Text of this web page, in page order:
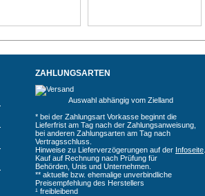
ZAHLUNGSARTEN
Auswahl abhängig vom Zielland
* bei der Zahlungsart Vorkasse beginnt die
Lieferfrist am Tag nach der Zahlungsanweisung,
bei anderen Zahlungsarten am Tag nach
Vertragsschluss.
Hinweise zu Lieferverzögerungen auf der Infoseite
Kauf auf Rechnung nach Prüfung für
Behörden, Unis und Unternehmen.
** aktuelle bzw. ehemalige unverbindliche
Preisempfehlung des Herstellers
¹ freibleibend